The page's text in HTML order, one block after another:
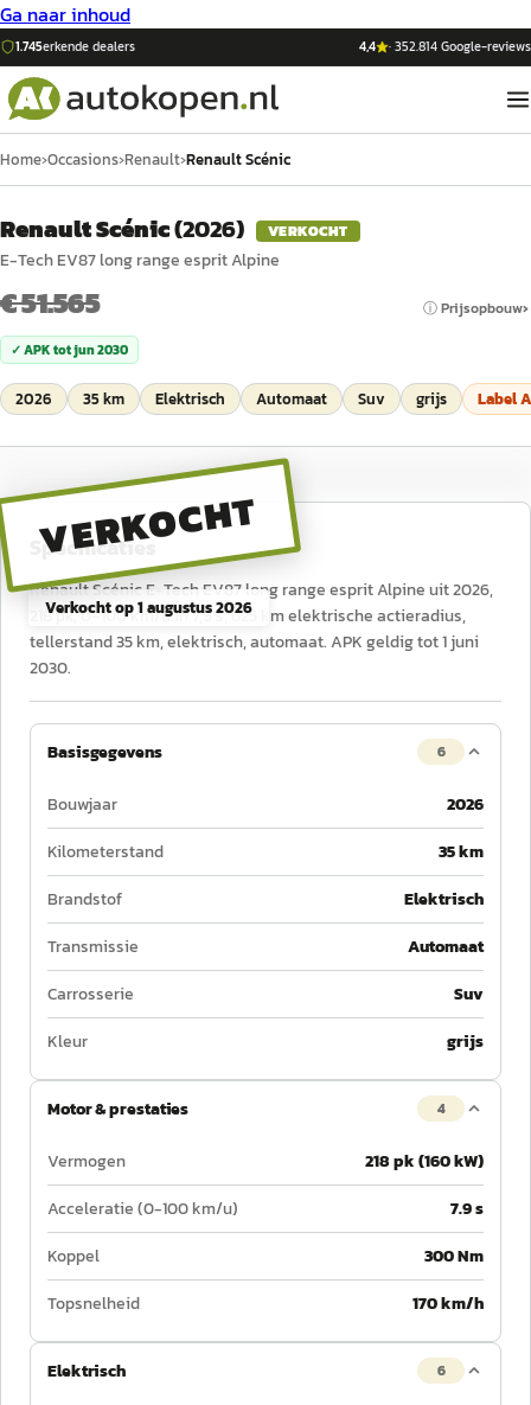
Ga naar inhoud
1.745erkende dealers 4,4 ·352.814Google-reviews
Home›Occasions›Renault›Renault Scénic
Renault Scénic(2026) VERKOCHT
E-Tech EV87 long range esprit Alpine
€ 51.565 ⓘ Prijsopbouw
✓ APK totjun 2030
2026 35 km Elektrisch Automaat Suv grijs LabelA
VERKOCHT
Verkocht op1 augustus 2026
Specificaties
Renault Scénic E-Tech EV87 long range esprit Alpine uit 2026,
218 pk, 0–100 km/u in 7,9 s, 625 km elektrische actieradius,
tellerstand 35 km, elektrisch, automaat. APK geldig tot 1 juni
2030.
Basisgegevens 6
Bouwjaar
2026
Kilometerstand
35 km
Brandstof
Elektrisch
Transmissie
Automaat
Carrosserie
Suv
Kleur
grijs
Motor & prestaties 4
Vermogen
218 pk (160 kW)
Acceleratie (0-100 km/u)
7.9 s
Koppel
300 Nm
Topsnelheid
170 km/h
Elektrisch 6